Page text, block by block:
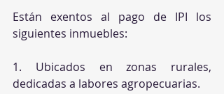
Están exentos al pago de IPI los
siguientes inmuebles:
1. Ubicados en zonas rurales,
dedicadas a labores agropecuarias.